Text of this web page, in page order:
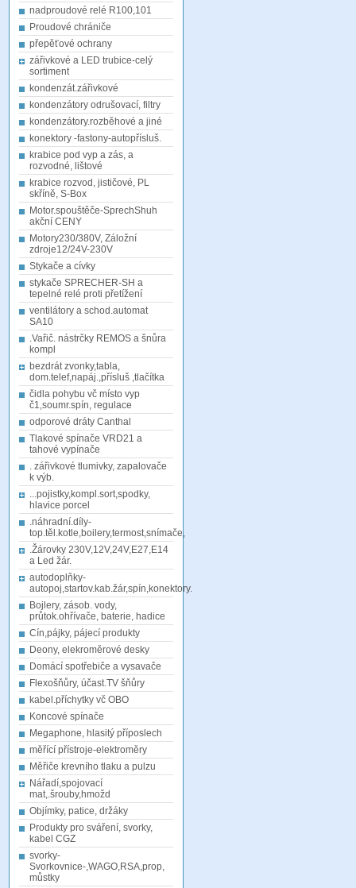
nadproudové relé R100,101
Proudové chrániče
přepěťové ochrany
zářivkové a LED trubice-celý
sortiment
kondenzát.zářivkové
kondenzátory odrušovací, filtry
kondenzátory.rozběhové a jiné
konektory -fastony-autopřísluš.
krabice pod vyp a zás, a
rozvodné, lištové
krabice rozvod, jističové, PL
skříně, S-Box
Motor.spouštěče-SprechShuh
akční CENY
Motory230/380V, Záložní
zdroje12/24V-230V
Stykače a cívky
stykače SPRECHER-SH a
tepelné relé proti přetížení
ventilátory a schod.automat
SA10
.Vařič. nástrčky REMOS a šnůra
kompl
bezdrát zvonky,tabla,
dom.telef,napáj.,přísluš ,tlačítka
čidla pohybu vč místo vyp
č1,soumr.spín, regulace
odporové dráty Canthal
Tlakové spínače VRD21 a
tahové vypínače
. zářivkové tlumivky, zapalovače
k výb.
...pojistky,kompl.sort,spodky,
hlavice porcel
.náhradní.díly-
top.těl.kotle,boilery,termost,snímače,
.Žárovky 230V,12V,24V,E27,E14
a Led žár.
autodoplňky-
autopoj,startov.kab.žár,spín,konektory.
Bojlery, zásob. vody,
průtok.ohřívače, baterie, hadice
Cín,pájky, pájecí produkty
Deony, elekroměrové desky
Domácí spotřebiče a vysavače
Flexošňůry, účast.TV šňůry
kabel.příchytky vč OBO
Koncové spínače
Megaphone, hlasitý příposlech
měřící přístroje-elektroměry
Měřiče krevního tlaku a pulzu
Nářadí,spojovací
mat,.šrouby,hmožd
Objímky, patice, držáky
Produkty pro sváření, svorky,
kabel CGZ
svorky-
Svorkovnice-,WAGO,RSA,prop,
můstky